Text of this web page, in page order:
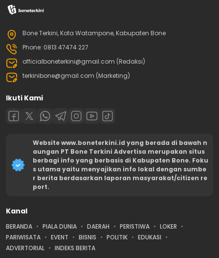
Bone Terkini, Kota Watampone, Kabupaten Bone
Phone: 0813 47474 227
officialboneterkini@gmail.com (Redaksi)
terkinibone@gmail.com (Marketing)
Ikuti Kami
Website www.boneterkini.id yang berada di bawah n
aungan PT Bone Terkini Advertisa merupakan situs
berbagi info yang berbasis di Kabupaten Bone. Foku
s utama yaitu menyajikan info lokal dengan sumbe
r berita berdasarkan laporan masyarakat/citizen re
port.
Kanal
BERANDA PIALA DUNIA DAERAH PERISTIWA
LOKER
PARIWISATA
EVENT BISNIS POLITIK
EDUKASI
ADVERTORIAL
INDEKS BERITA